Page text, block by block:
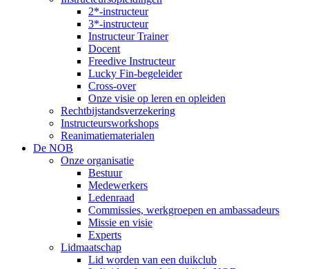
2*-instructeur
3*-instructeur
Instructeur Trainer
Docent
Freedive Instructeur
Lucky Fin-begeleider
Cross-over
Onze visie op leren en opleiden
Rechtbijstandsverzekering
Instructeursworkshops
Reanimatiematerialen
De NOB
Onze organisatie
Bestuur
Medewerkers
Ledenraad
Commissies, werkgroepen en ambassadeurs
Missie en visie
Experts
Lidmaatschap
Lid worden van een duikclub